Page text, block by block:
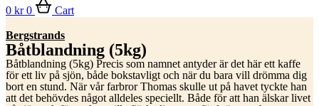
0 kr 0 Cart
Bergstrands
Båtblandning (5kg)
Båtblandning (5kg) Precis som namnet antyder är det här ett kaffe
för ett liv på sjön, både bokstavligt och när du bara vill drömma dig
bort en stund. När vår farbror Thomas skulle ut på havet tyckte han
att det behövdes något alldeles speciellt. Både för att han älskar livet